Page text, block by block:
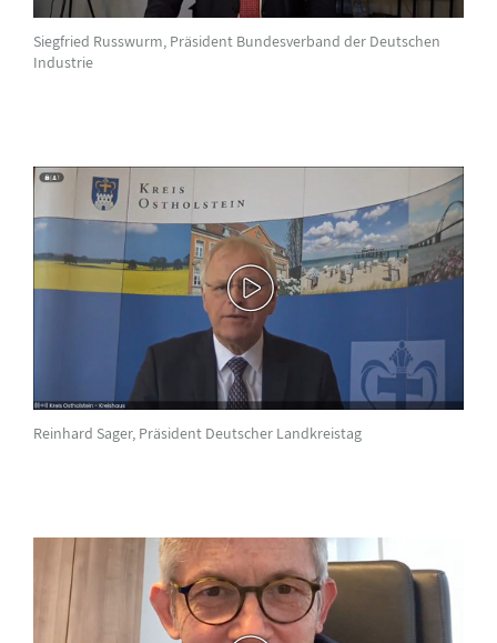
Siegfried Russwurm, Präsident Bundesverband der Deutschen
Industrie
Reinhard Sager, Präsident Deutscher Landkreistag